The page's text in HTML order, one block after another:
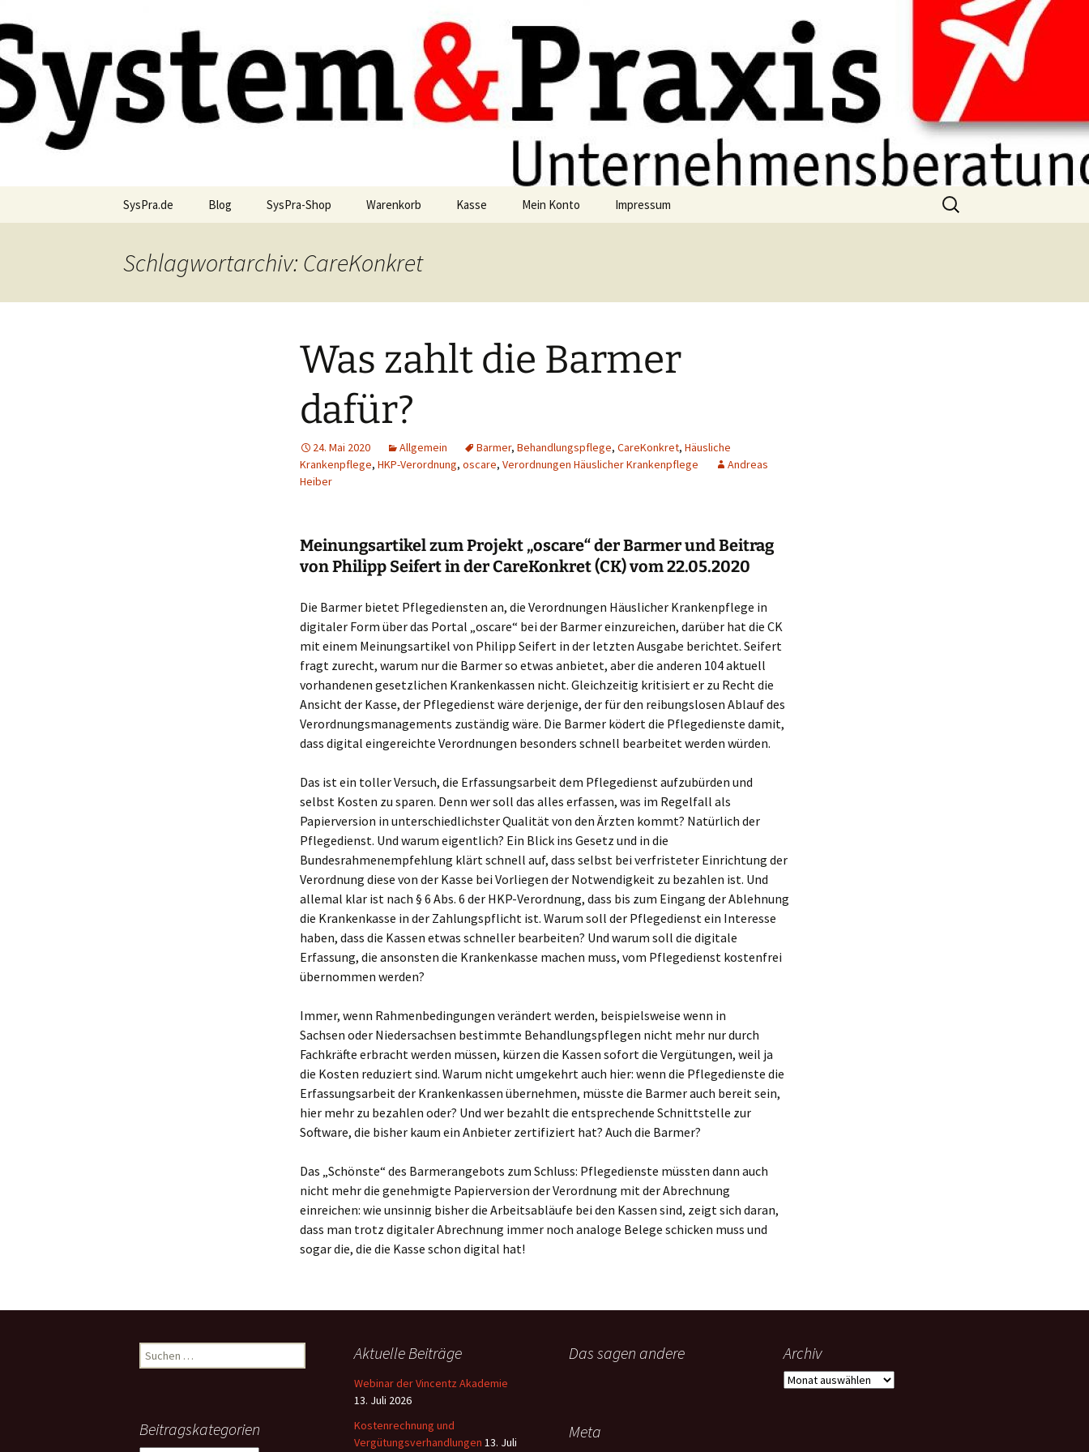
Inhalt
springen
SysPraBlog
SysPra.de Blog SysPra-Shop Warenkorb Kasse Mein Konto Impressum
Suchen
nach:
Schlagwortarchiv: CareKonkret
Was zahlt die Barmer
dafür?
24. Mai 2020 Allgemein Barmer, Behandlungspflege, CareKonkret, Häusliche
Krankenpflege, HKP-Verordnung, oscare, Verordnungen Häuslicher Krankenpflege
Andreas
Heiber
Meinungsartikel zum Projekt „oscare“ der Barmer und Beitrag
von Philipp Seifert in der CareKonkret (CK) vom 22.05.2020
Die Barmer bietet Pflegediensten an, die Verordnungen Häuslicher Krankenpflege in
digitaler Form über das Portal „oscare“ bei der Barmer einzureichen, darüber hat die CK
mit einem Meinungsartikel von Philipp Seifert in der letzten Ausgabe berichtet. Seifert
fragt zurecht, warum nur die Barmer so etwas anbietet, aber die anderen 104 aktuell
vorhandenen gesetzlichen Krankenkassen nicht. Gleichzeitig kritisiert er zu Recht die
Ansicht der Kasse, der Pflegedienst wäre derjenige, der für den reibungslosen Ablauf des
Verordnungsmanagements zuständig wäre. Die Barmer ködert die Pflegedienste damit,
dass digital eingereichte Verordnungen besonders schnell bearbeitet werden würden.
Das ist ein toller Versuch, die Erfassungsarbeit dem Pflegedienst aufzubürden und
selbst Kosten zu sparen. Denn wer soll das alles erfassen, was im Regelfall als
Papierversion in unterschiedlichster Qualität von den Ärzten kommt? Natürlich der
Pflegedienst. Und warum eigentlich? Ein Blick ins Gesetz und in die
Bundesrahmenempfehlung klärt schnell auf, dass selbst bei verfristeter Einrichtung der
Verordnung diese von der Kasse bei Vorliegen der Notwendigkeit zu bezahlen ist. Und
allemal klar ist nach § 6 Abs. 6 der HKP-Verordnung, dass bis zum Eingang der Ablehnung
die Krankenkasse in der Zahlungspflicht ist. Warum soll der Pflegedienst ein Interesse
haben, dass die Kassen etwas schneller bearbeiten? Und warum soll die digitale
Erfassung, die ansonsten die Krankenkasse machen muss, vom Pflegedienst kostenfrei
übernommen werden?
Immer, wenn Rahmenbedingungen verändert werden, beispielsweise wenn in
Sachsen oder Niedersachsen bestimmte Behandlungspflegen nicht mehr nur durch
Fachkräfte erbracht werden müssen, kürzen die Kassen sofort die Vergütungen, weil ja
die Kosten reduziert sind. Warum nicht umgekehrt auch hier: wenn die Pflegedienste die
Erfassungsarbeit der Krankenkassen übernehmen, müsste die Barmer auch bereit sein,
hier mehr zu bezahlen oder? Und wer bezahlt die entsprechende Schnittstelle zur
Software, die bisher kaum ein Anbieter zertifiziert hat? Auch die Barmer?
Das „Schönste“ des Barmerangebots zum Schluss: Pflegedienste müssten dann auch
nicht mehr die genehmigte Papierversion der Verordnung mit der Abrechnung
einreichen: wie unsinnig bisher die Arbeitsabläufe bei den Kassen sind, zeigt sich daran,
dass man trotz digitaler Abrechnung immer noch analoge Belege schicken muss und
sogar die, die die Kasse schon digital hat!
Suchen
nach:
Aktuelle Beiträge
Webinar der Vincentz Akademie
13. Juli 2026
Kostenrechnung und
Vergütungsverhandlungen 13. Juli
Das sagen andere Archiv
Archiv
Beitragskategorien Meta